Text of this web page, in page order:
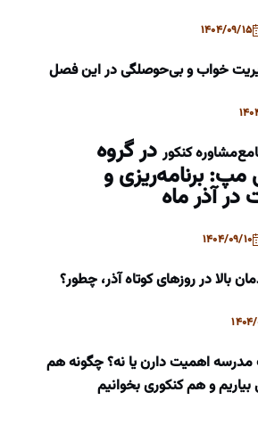
1404/09/15
خواب و بی‌حوصلگی در این فصل
مشاوره کنکوردر گروه
مپ: برنامه‌ریزی و
آذر ماه
1404/09/10
بالا در روزهای کوتاه آذر، چطور؟
مدرسه اهمیت دارن یا نه؟ چگونه هم
بیاریم و هم کنکوری بخوانیم